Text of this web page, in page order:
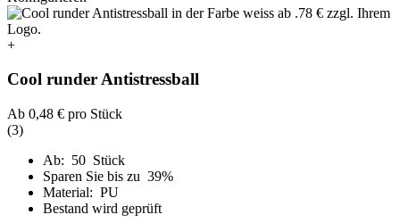
+
Cool runder Antistressball
Ab 0,48 € pro Stück
(3)
Ab: 50 Stück
Sparen Sie bis zu 39%
Material: PU
Bestand wird geprüft